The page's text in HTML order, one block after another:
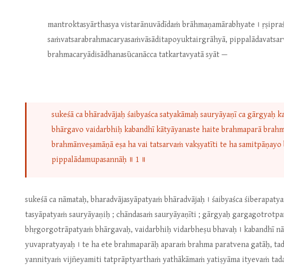
mantroktasyārthasya vistarānuvādīdaṁ brāhmaṇamārabhyate ।
saṁvatsarabrahmacaryasaṁvāsāditapoyuktairgrāhyā,
brahmacaryādisādhanasūcanācca tatkartavyatā syāt —
sukeśā ca bhāradvājaḥ śaibyaśca satyakāmaḥ sauryāyaṇī ca gārgyaḥ
bhārgavo vaidarbhiḥ kabandhī kātyāyanaste haite brahmaparā
brahmānveṣamāṇā eṣa ha vai tatsarvaṁ vakṣyatīti te ha
pippalādamupasannāḥ ॥ 1 ॥
sukeśā ca nāmataḥ, bharadvājasyāpatyaṁ bhāradvājaḥ । śaibyaśca
tasyāpatyaṁ sauryāyaṇiḥ ; chāndasaṁ sauryāyaṇīti ; gārgyaḥ
bhṛgorgotrāpatyaṁ bhārgavaḥ, vaidarbhiḥ vidarbheṣu bhavaḥ । kabandhī
yuvapratyayaḥ । te ha ete brahmaparāḥ aparaṁ brahma paratvena gatāḥ,
yannityaṁ vijñeyamiti tatprāptyarthaṁ yathākāmaṁ yatiṣyāma ityevaṁ